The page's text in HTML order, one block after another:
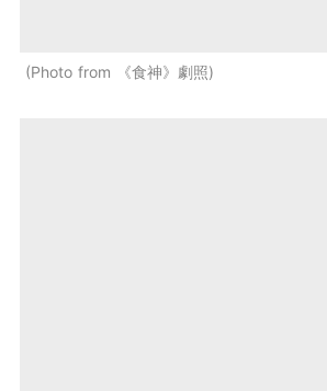
Photo from 《食神》劇照